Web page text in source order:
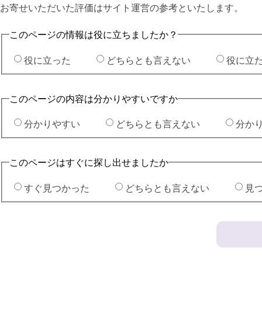
お寄せいただいた評価はサイト運営の参考といたします。
このページの情報は役に立ちましたか？
役に立った
どちらとも言えない 役に立
このページの内容は分かりやすいですか
分かりやすい
どちらとも言えない 分か
このページはすぐに探し出せましたか
すぐ見つかった
どちらとも言えない 見